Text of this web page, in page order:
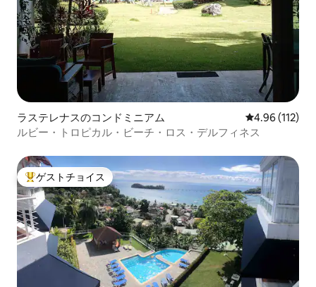
ラステレナスのコンドミニアム レビュー112
4.96 (112)
ルビー・トロピカル・ビーチ・ロス・デルフィネス
大好評のゲストチョイスです。
ゲストチョイス